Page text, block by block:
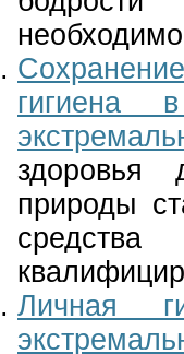
гигиена
здоровья
природы
Личная